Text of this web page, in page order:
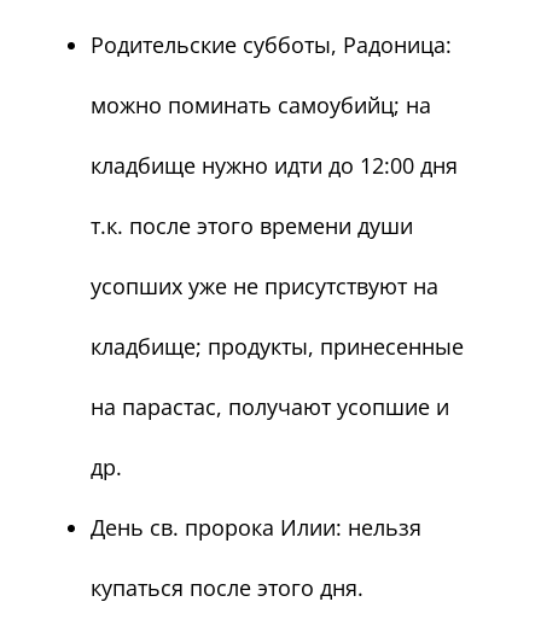
Родительские субботы, Радоница:
можно поминать самоубийц; на
кладбище нужно идти до 12:00 дня
т.к. после этого времени души
усопших уже не присутствуют на
кладбище; продукты, принесенные
на парастас, получают усопшие и
др.
День св. пророка Илии: нельзя
купаться после этого дня.